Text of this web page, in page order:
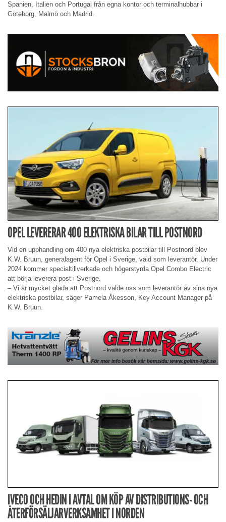
Spanien, Italien och Portugal från egna kontor och terminalhubbar i
Göteborg, Malmö och Madrid.
OPEL LEVERERAR 400 ELEKTRISKA BILAR TILL POSTNORD
Vid en upphandling om 400 nya elektriska postbilar till Postnord blev
K.W. Bruun, generalagent för Opel i Sverige, vald som leverantör. Under
2024 kommer specialtillverkade och högerstyrda Opel Combo Electric
att börja leverera post i Sverige.
– Vi är mycket glada att Postnord valde oss som leverantör av sina nya
elektriska postbilar, säger Pamela Åkesson, Key Account Manager på
K.W. Bruun.
IVECO OCH HEDIN I AVTAL OM KÖP AV DISTRIBUTIONS- OCH
ÅTERFÖRSÄLJARVERKSAMHET I NORDEN